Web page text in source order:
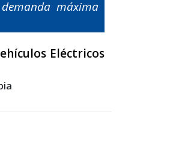
máxima
Eléctricos